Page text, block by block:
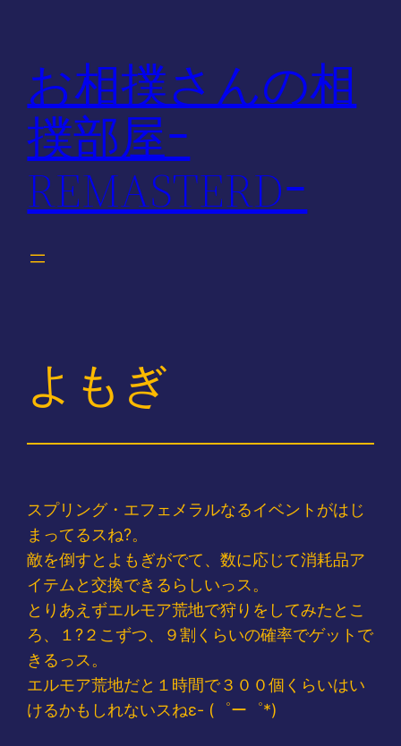
お相撲さんの相
撲部屋ｰ
REMASTERDｰ
よもぎ
スプリング・エフェメラルなるイベントがはじ
まってるスね?。
敵を倒すとよもぎがでて、数に応じて消耗品ア
イテムと交換できるらしいっス。
とりあえずエルモア荒地で狩りをしてみたとこ
ろ、１?２こずつ、９割くらいの確率でゲットで
きるっス。
エルモア荒地だと１時間で３００個くらいはい
けるかもしれないスねε- (゜ー゜*)